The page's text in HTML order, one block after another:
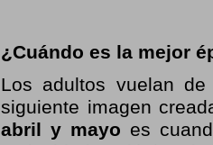
¿Cuándo es la mejor
Los adultos vuelan
siguiente imagen
abril y mayo es